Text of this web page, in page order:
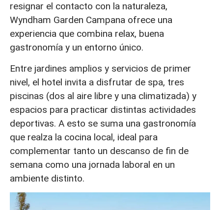
resignar el contacto con la naturaleza,
Wyndham Garden Campana ofrece una
experiencia que combina relax, buena
gastronomía y un entorno único.
Entre jardines amplios y servicios de primer
nivel, el hotel invita a disfrutar de spa, tres
piscinas (dos al aire libre y una climatizada) y
espacios para practicar distintas actividades
deportivas. A esto se suma una gastronomía
que realza la cocina local, ideal para
complementar tanto un descanso de fin de
semana como una jornada laboral en un
ambiente distinto.